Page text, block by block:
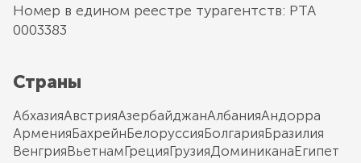
Номер в едином реестре турагентств: РТА
0003383
Страны
АбхазияАвстрияАзербайджанАлбанияАндорра
АрменияБахрейнБелоруссияБолгарияБразилия
ВенгрияВьетнамГрецияГрузияДоминиканаЕгипет